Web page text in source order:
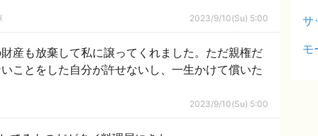
2023/9/10(Su) 5:00
産も放棄して私に譲ってくれました。ただ親権だ
ことをした自分が許せないし、一生かけて償いた
2023/9/10(Su) 5:00
サ
モ